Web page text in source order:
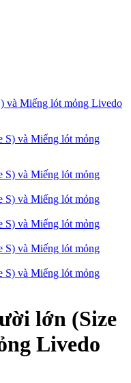
và Miếng lót mỏng Livedo
lớn (Size
Livedo